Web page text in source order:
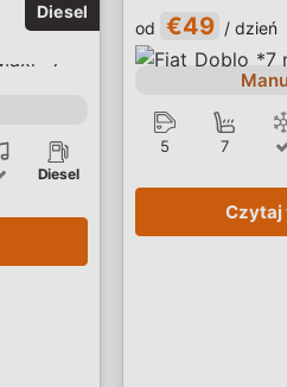
Diesel
od €49 / dzień
5 7
Czytaj